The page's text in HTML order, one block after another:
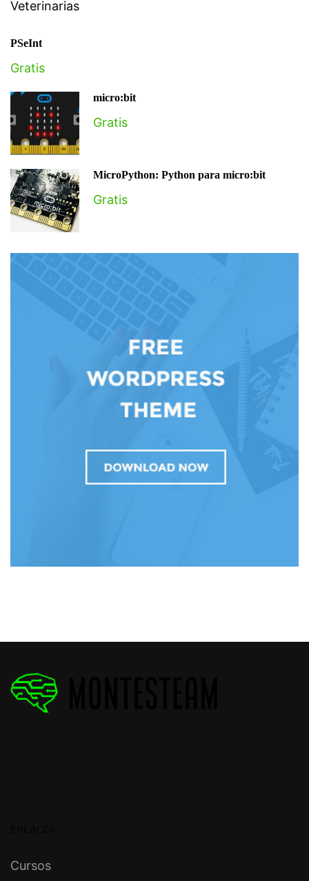
Veterinarias
PSeInt
Gratis
micro:bit
Gratis
MicroPython: Python para micro:bit
Gratis
Cursos